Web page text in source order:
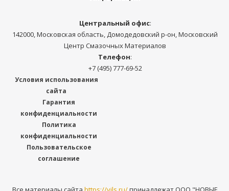
Центральный офис:
142000, Московская область, Домодедовский р-он, Московский
Центр Смазочных Материалов
Телефон:
+7 (495) 777-69-52
Условия использования
сайта
Гарантия
конфиденциальности
Политика
конфиденциальности
Пользовательское
соглашение